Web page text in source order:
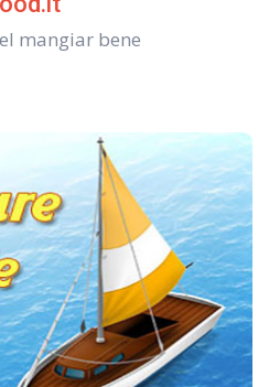
mangiar bene